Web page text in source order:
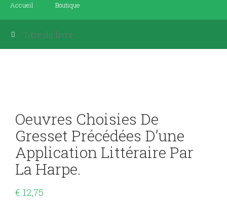
Accueil Boutique
Oeuvres Choisies De
Gresset Précédées D’une
Application Littéraire Par
La Harpe.
€ 12,75